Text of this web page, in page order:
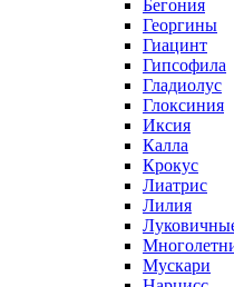
Бегония
Георгины
Гиацинт
Гипсофила
Гладиолус
Глоксиния
Иксия
Калла
Крокус
Лиатрис
Лилия
Мускари